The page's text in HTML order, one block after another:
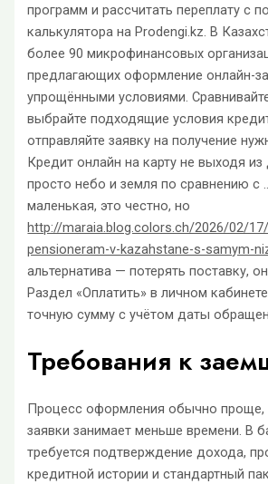
программ и рассчитать переплату с
калькулятора на Prodengi.kz. В
более 90 микрофинансовых
предлагающих оформление онлайн-
упрощёнными условиями.
выбрайте подходящие условия
отправляйте заявку на получение
Кредит онлайн на карту не выходя
просто небо и земля по сравнению с
маленькая, это честно, но
http://maraia.blog.colors.ch/2026/02/
pensioneram-v-kazahstane-s-samym-
альтернатива — потерять поставку,
Раздел «Оплатить» в личном
точную сумму с учётом даты
Требования к
Процесс оформления обычно проще,
заявки занимает меньше времени. В
требуется подтверждение дохода,
кредитной истории и стандартный